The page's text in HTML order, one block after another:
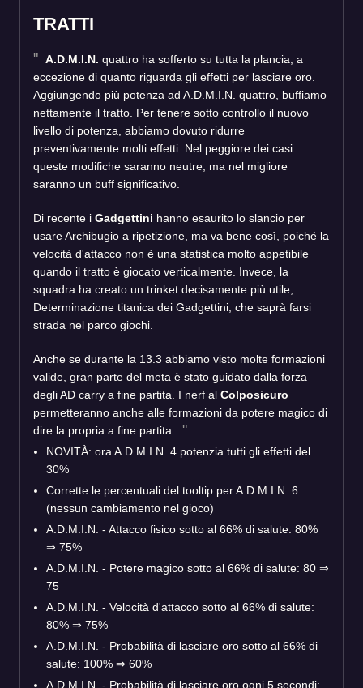
TRATTI
A.D.M.I.N. quattro ha sofferto su tutta la plancia, a
eccezione di quanto riguarda gli effetti per lasciare oro.
Aggiungendo più potenza ad A.D.M.I.N. quattro, buffiamo
nettamente il tratto. Per tenere sotto controllo il nuovo
livello di potenza, abbiamo dovuto ridurre
preventivamente molti effetti. Nel peggiore dei casi
queste modifiche saranno neutre, ma nel migliore
saranno un buff significativo.
Di recente i Gadgettini hanno esaurito lo slancio per
usare Archibugio a ripetizione, ma va bene così, poiché la
velocità d'attacco non è una statistica molto appetibile
quando il tratto è giocato verticalmente. Invece, la
squadra ha creato un trinket decisamente più utile,
Determinazione titanica dei Gadgettini, che saprà farsi
strada nel parco giochi.
Anche se durante la 13.3 abbiamo visto molte formazioni
valide, gran parte del meta è stato guidato dalla forza
degli AD carry a fine partita. I nerf al Colposicuro
permetteranno anche alle formazioni da potere magico di
dire la propria a fine partita.
NOVITÀ: ora A.D.M.I.N. 4 potenzia tutti gli effetti del
30%
Corrette le percentuali del tooltip per A.D.M.I.N. 6
(nessun cambiamento nel gioco)
A.D.M.I.N. - Attacco fisico sotto al 66% di salute: 80%
⇒ 75%
A.D.M.I.N. - Potere magico sotto al 66% di salute: 80 ⇒
75
A.D.M.I.N. - Velocità d'attacco sotto al 66% di salute:
80% ⇒ 75%
A.D.M.I.N. - Probabilità di lasciare oro sotto al 66% di
salute: 100% ⇒ 60%
A.D.M.I.N. - Probabilità di lasciare oro ogni 5 secondi: